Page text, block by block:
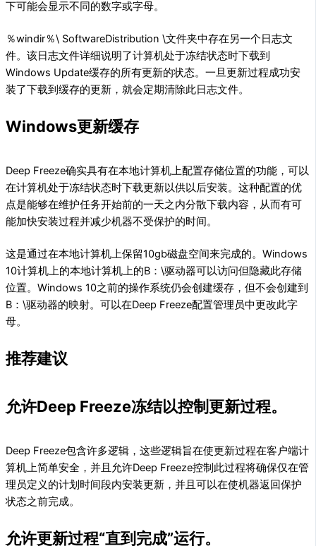
下可能会显示不同的数字或字母。
％windir％\ SoftwareDistribution \文件夹中存在另一个日志文
件。该日志文件详细说明了计算机处于冻结状态时下载到
Windows Update缓存的所有更新的状态。一旦更新过程成功安
装了下载到缓存的更新，就会定期清除此日志文件。
Windows更新缓存
Deep Freeze确实具有在本地计算机上配置存储位置的功能，可以
在计算机处于冻结状态时下载更新以供以后安装。这种配置的优
点是能够在维护任务开始前的一天之内分散下载内容，从而有可
能加快安装过程并减少机器不受保护的时间。
这是通过在本地计算机上保留10gb磁盘空间来完成的。Windows
10计算机上的本地计算机上的B：\驱动器可以访问但隐藏此存储
位置。Windows 10之前的操作系统仍会创建缓存，但不会创建到
B：\驱动器的映射。可以在Deep Freeze配置管理员中更改此字
母。
推荐建议
允许Deep Freeze冻结以控制更新过程。
Deep Freeze包含许多逻辑，这些逻辑旨在使更新过程在客户端计
算机上简单安全，并且允许Deep Freeze控制此过程将确保仅在管
理员定义的计划时间段内安装更新，并且可以在使机器返回保护
状态之前完成。
允许更新过程“直到完成”运行。